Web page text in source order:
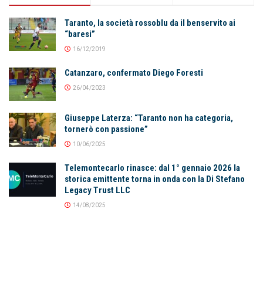
Taranto, la società rossoblu da il benservito ai
“baresi”
16/12/2019
Catanzaro, confermato Diego Foresti
26/04/2023
Giuseppe Laterza: “Taranto non ha categoria,
tornerò con passione”
10/06/2025
Telemontecarlo rinasce: dal 1° gennaio 2026 la
storica emittente torna in onda con la Di Stefano
Legacy Trust LLC
14/08/2025